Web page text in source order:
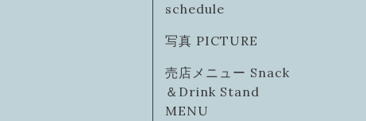
schedule
写真 PICTURE
売店メニュー Snack
＆Drink Stand
MENU